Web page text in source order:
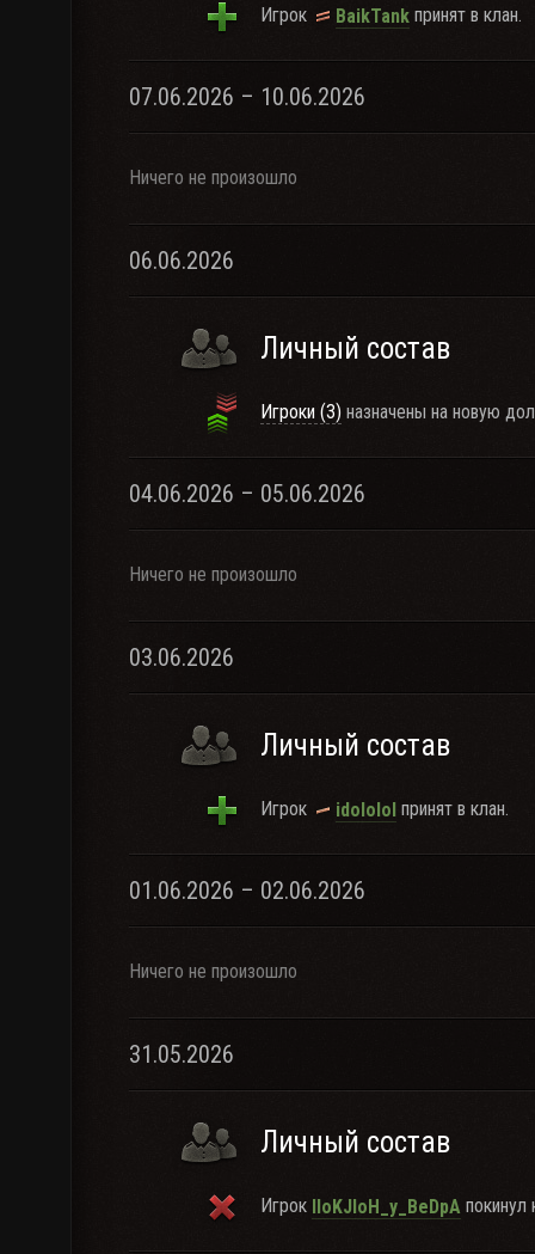
Игрок BaikTank принят в клан.
07.06.2026 – 10.06.2026
Ничего не произошло
06.06.2026
Личный состав
Игроки (3) назначены на новую
04.06.2026 – 05.06.2026
Ничего не произошло
03.06.2026
Личный состав
Игрок idololol принят в клан.
01.06.2026 – 02.06.2026
Ничего не произошло
31.05.2026
Личный состав
Игрок IIoKJIoH_y_BeDpA покинул